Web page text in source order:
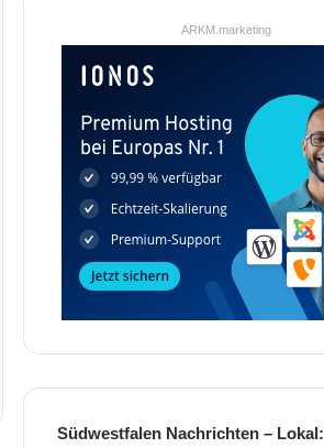
ARKM.marketing
Südwestfalen Nachrichten – Lokal: